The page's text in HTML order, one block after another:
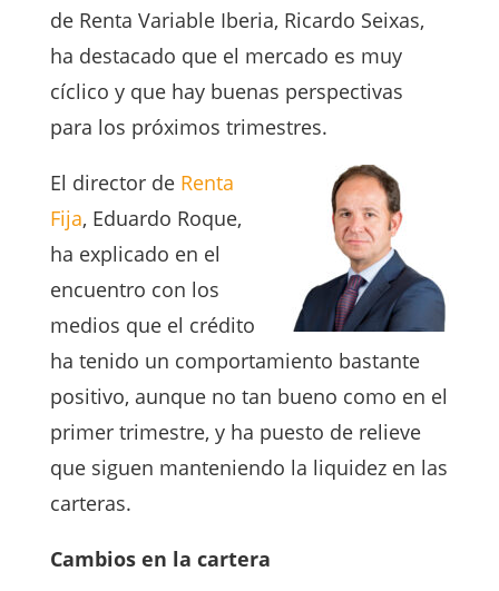
de Renta Variable Iberia, Ricardo Seixas,
ha destacado que el mercado es muy
cíclico y que hay buenas perspectivas
para los próximos trimestres.
El director de Renta
Fija, Eduardo Roque,
ha explicado en el
encuentro con los
medios que el crédito
ha tenido un comportamiento bastante
positivo, aunque no tan bueno como en el
primer trimestre, y ha puesto de relieve
que siguen manteniendo la liquidez en las
carteras.
Cambios en la cartera